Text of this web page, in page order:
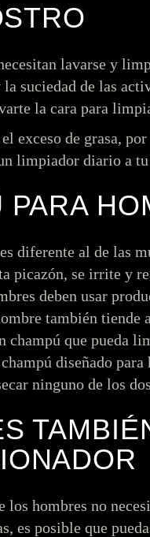
lavarse y
suciedad de las
la cara para
exceso de grasa,
limpiador diario a
diferente al de las
picazón, se irrite y
deben usar
también tiende
champú que pueda
diseñado
ninguno de los
los hombres no
es posible que